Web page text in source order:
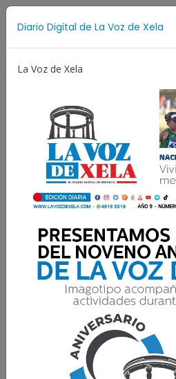
Diario Digital de La Voz de Xela
La Voz de Xela
Resultados para: